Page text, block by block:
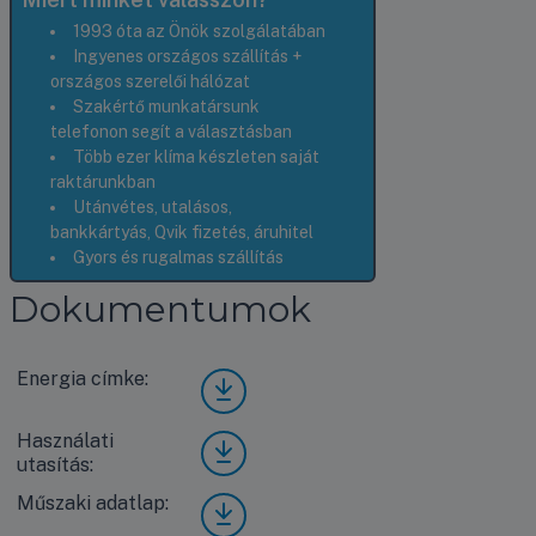
1993 óta az Önök szolgálatában
Ingyenes országos szállítás +
országos szerelői hálózat
Szakértő munkatársunk
telefonon segít a választásban
Több ezer klíma készleten saját
raktárunkban
Utánvétes, utalásos,
bankkártyás, Qvik fizetés, áruhitel
Gyors és rugalmas szállítás
Dokumentumok
Energia címke:
Pana
sonic
Com
pact
KIT-
TZ71
-ZKE
Használati
utasítás:
Pana
sonic
Com
pact
Műszaki adatlap:
Pana
sonic